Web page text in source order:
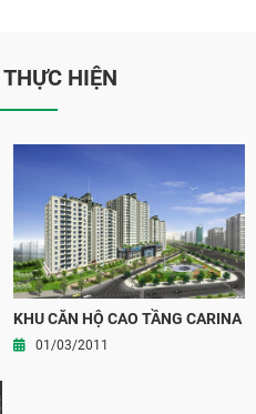
HIỆN
KHU CĂN HỘ CAO TẦNG CARINA
PLAZA01/03/2011